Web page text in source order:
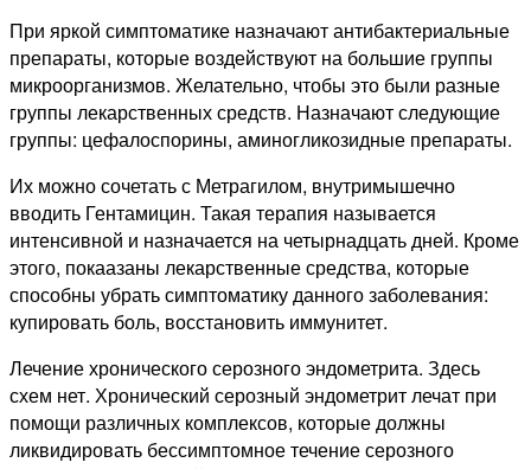
При яркой симптоматике назначают антибактериальные
препараты, которые воздействуют на большие группы
микроорганизмов. Желательно, чтобы это были разные
группы лекарственных средств. Назначают следующие
группы: цефалоспорины, аминогликозидные препараты.
Их можно сочетать с Метрагилом, внутримышечно
вводить Гентамицин. Такая терапия называется
интенсивной и назначается на четырнадцать дней. Кроме
этого, покаазаны лекарственные средства, которые
способны убрать симптоматику данного заболевания:
купировать боль, восстановить иммунитет.
Лечение хронического серозного эндометрита. Здесь
схем нет. Хронический серозный эндометрит лечат при
помощи различных комплексов, которые должны
ликвидировать бессимптомное течение серозного